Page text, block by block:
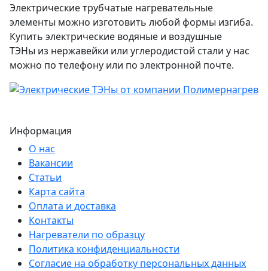
Электрические трубчатые нагревательные
элементы можно изготовить любой формы изгиба.
Купить электрические водяные и воздушные
ТЭНы из нержавейки или углеродистой стали у нас
можно по телефону или по электронной почте.
Информация
О нас
Вакансии
Статьи
Карта сайта
Оплата и доставка
Контакты
Нагреватели по образцу
Политика конфиденциальности
Согласие на обработку персональных данных